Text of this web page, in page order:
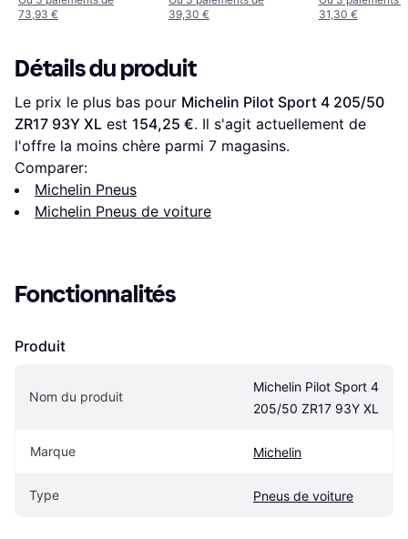
73,93 €
39,30 €
31,30 €
Détails du produit
Le prix le plus bas pour Michelin Pilot Sport 4 205/50
ZR17 93Y XL est 154,25 €. Il s'agit actuellement de
l'offre la moins chère parmi 7 magasins.
Comparer:
Michelin Pneus
Michelin Pneus de voiture
Fonctionnalités
Produit
Nom du produit
Michelin Pilot Sport 4
205/50 ZR17 93Y XL
Marque Michelin
Type Pneus de voiture